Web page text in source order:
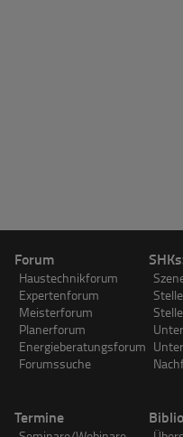
Forum
Haustechnikforum
Expertenforum
Meisterforum
Planerforum
Energieberatungsforum
Forumssuche
Termine